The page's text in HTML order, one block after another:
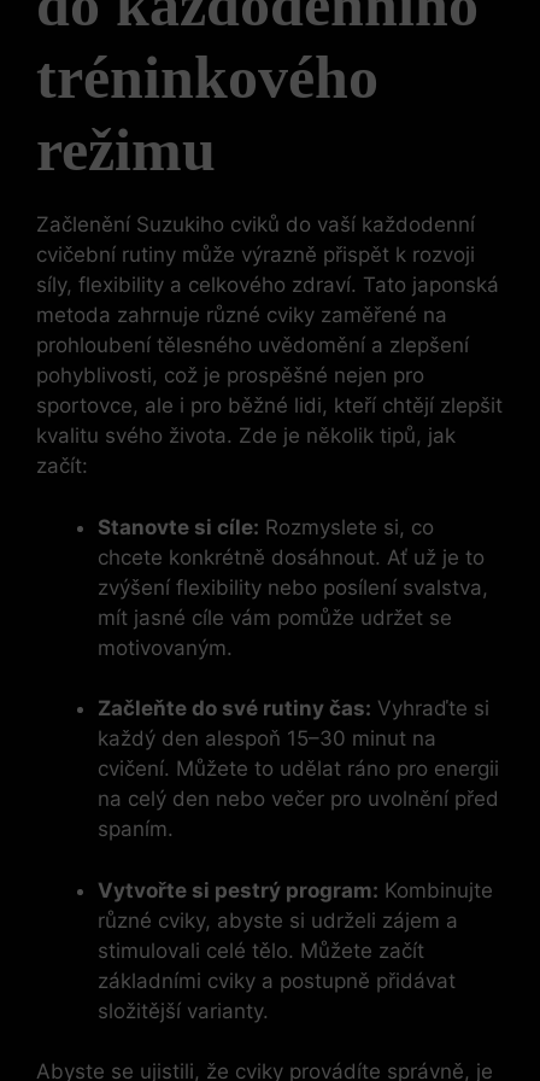
tréninkového
režimu
Začlenění Suzukiho cviků⁣ do vaší každodenní
cvičební rutiny může výrazně ⁣přispět k rozvoji
síly, flexibility a celkového zdraví. Tato japonská
metoda zahrnuje různé ⁣cviky zaměřené na
prohloubení tělesného uvědomění a zlepšení
pohyblivosti, což je prospěšné nejen pro
sportovce, ale i pro běžné lidi, kteří chtějí zlepšit
kvalitu svého života. Zde je několik tipů, jak
začít:
Stanovte si cíle: Rozmyslete si, co
chcete konkrétně dosáhnout. Ať už je ⁢to
zvýšení flexibility nebo posílení‍ svalstva,
mít jasné cíle vám pomůže ​udržet se
motivovaným.
Začleňte do své rutiny čas: Vyhraďte si‌
každý den ​alespoň 15–30​ minut na
cvičení. Můžete to udělat ráno pro energii
na celý den nebo večer pro uvolnění před
spaním.
Vytvořte si pestrý program: Kombinujte
různé ​cviky, abyste⁣ si udrželi zájem a
stimulovali celé tělo. Můžete začít⁢
základními cviky a postupně přidávat
‍složitější varianty.
Abyste se ujistili, že cviky provádíte správně, je